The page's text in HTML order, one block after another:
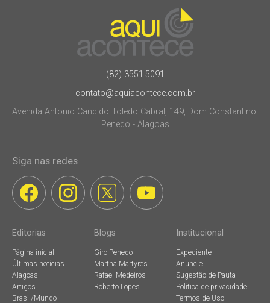
(82) 3551.5091
contato@aquiacontece.com.br
Avenida Antonio Candido Toledo Cabral, 149, Dom Constantino.
Penedo - Alagoas
Siga nas redes
Editorias
Página inicial
Últimas notícias
Alagoas
Artigos
Brasil/Mundo
Blogs
Giro Penedo
Martha Martyres
Rafael Medeiros
Roberto Lopes
Institucional
Expediente
Anuncie
Sugestão de Pauta
Política de privacidade
Termos de Uso